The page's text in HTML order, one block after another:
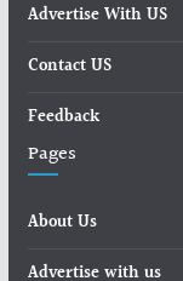
Advertise With US
Contact US
Feedback
Pages
About Us
Advertise with us